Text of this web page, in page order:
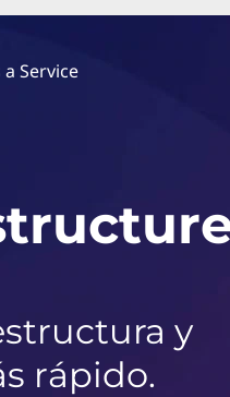
Service
y
rápido.